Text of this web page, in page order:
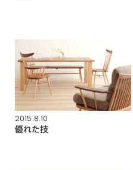
2015.8.10
優れた技